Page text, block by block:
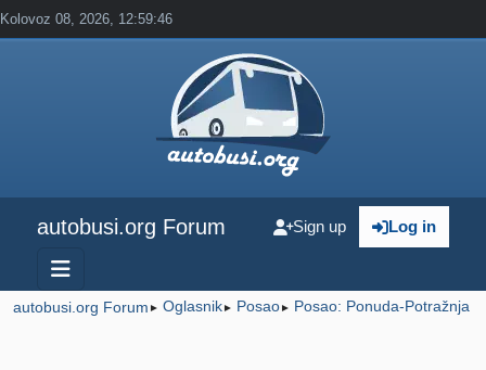
Kolovoz 08, 2026, 12:59:46
autobusi.org Forum Log in
Sign up
autobusi.org Forum ► Oglasnik► Posao► Posao: Ponuda-Potražnja